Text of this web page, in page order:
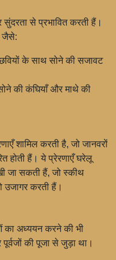
से प्रभावित करती हैं।
जैसे:
छवियों के साथ सोने की सजावट
की कंघियाँ और माथे की
शामिल करती है, जो जानवरों
होती हैं। ये प्रेरणाएँ घरेलू
जा सकती हैं, जो स्कीथ
उजागर करती हैं।
का अध्ययन करने की भी
की पूजा से जुड़ा था।